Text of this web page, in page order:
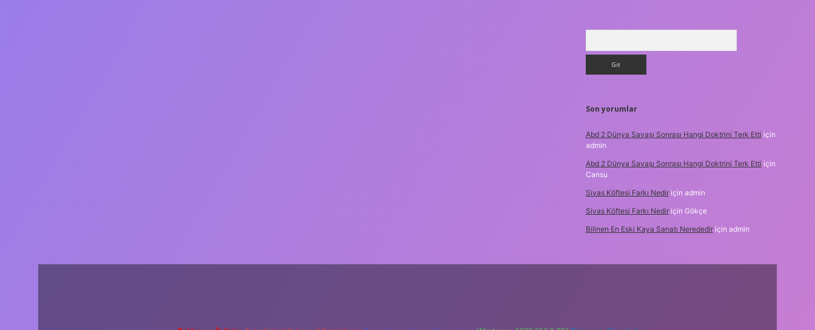
Son yorumlar
Abd 2 Dünya Savaşı Sonrası Hangi Doktrini Terk Etti için
admin
Abd 2 Dünya Savaşı Sonrası Hangi Doktrini Terk Etti için
Cansu
Sivas Köftesi Farkı Nediriçin admin
Sivas Köftesi Farkı Nediriçin Gökçe
Bilinen En Eski Kaya Sanatı Neredediriçin admin